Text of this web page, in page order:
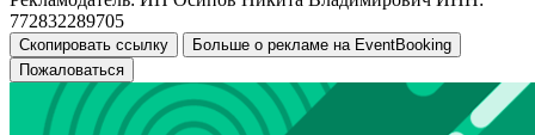
772832289705
Скопировать ссылку
Больше о рекламе на EventBooking
Пожаловаться